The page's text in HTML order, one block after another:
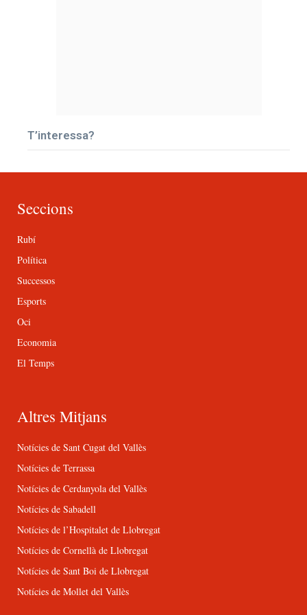
T’interessa?
Seccions
Rubí
Política
Successos
Esports
Oci
Economia
El Temps
Altres Mitjans
Notícies de Sant Cugat del Vallès
Notícies de Terrassa
Notícies de Cerdanyola del Vallès
Notícies de Sabadell
Notícies de l’Hospitalet de Llobregat
Notícies de Cornellà de Llobregat
Notícies de Sant Boi de Llobregat
Notícies de Mollet del Vallès